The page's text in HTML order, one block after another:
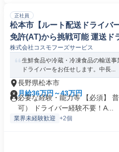
正社員
松本市【ルート配送ドライバ
免許(AT)から挑戦可能 運送ド
株式会社コスモフーズサービス
生鮮食品や冷蔵・冷凍食品の輸送
ドライバーをお任せします。中長...
長野県松本市
月給36万円～43万円
必要な経験・能力等 【必須】
可） ドライバー経験不要！A...
業界未経験歓迎 +2個